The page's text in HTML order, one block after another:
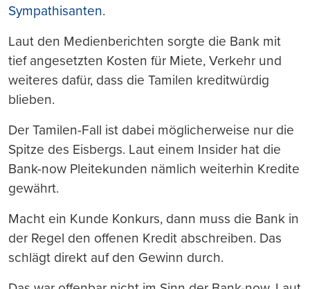
Sympathisanten.
Laut den Medienberichten sorgte die Bank mit
tief angesetzten Kosten für Miete, Verkehr und
weiteres dafür, dass die Tamilen kreditwürdig
blieben.
Der Tamilen-Fall ist dabei möglicherweise nur die
Spitze des Eisbergs. Laut einem Insider hat die
Bank-now Pleitekunden nämlich weiterhin Kredite
gewährt.
Macht ein Kunde Konkurs, dann muss die Bank in
der Regel den offenen Kredit abschreiben. Das
schlägt direkt auf den Gewinn durch.